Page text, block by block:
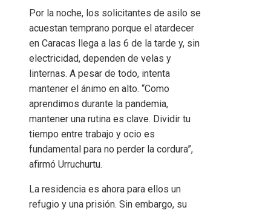
Por la noche, los solicitantes de asilo se
acuestan temprano porque el atardecer
en Caracas llega a las 6 de la tarde y, sin
electricidad, dependen de velas y
linternas. A pesar de todo, intenta
mantener el ánimo en alto. “Como
aprendimos durante la pandemia,
mantener una rutina es clave. Dividir tu
tiempo entre trabajo y ocio es
fundamental para no perder la cordura”,
afirmó Urruchurtu.
La residencia es ahora para ellos un
refugio y una prisión. Sin embargo, su